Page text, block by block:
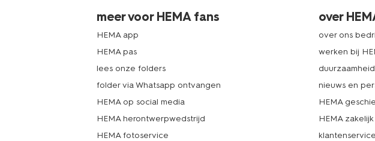
meer voor HEMA fans
HEMA app
HEMA pas
lees onze folders
folder via Whatsapp ontvangen
HEMA op social media
HEMA herontwerpwedstrijd
HEMA fotoservice
over
over ons
werken bij
duurzaamheid
nieuws en
HEMA
HEMA zakelijk
klantenservice